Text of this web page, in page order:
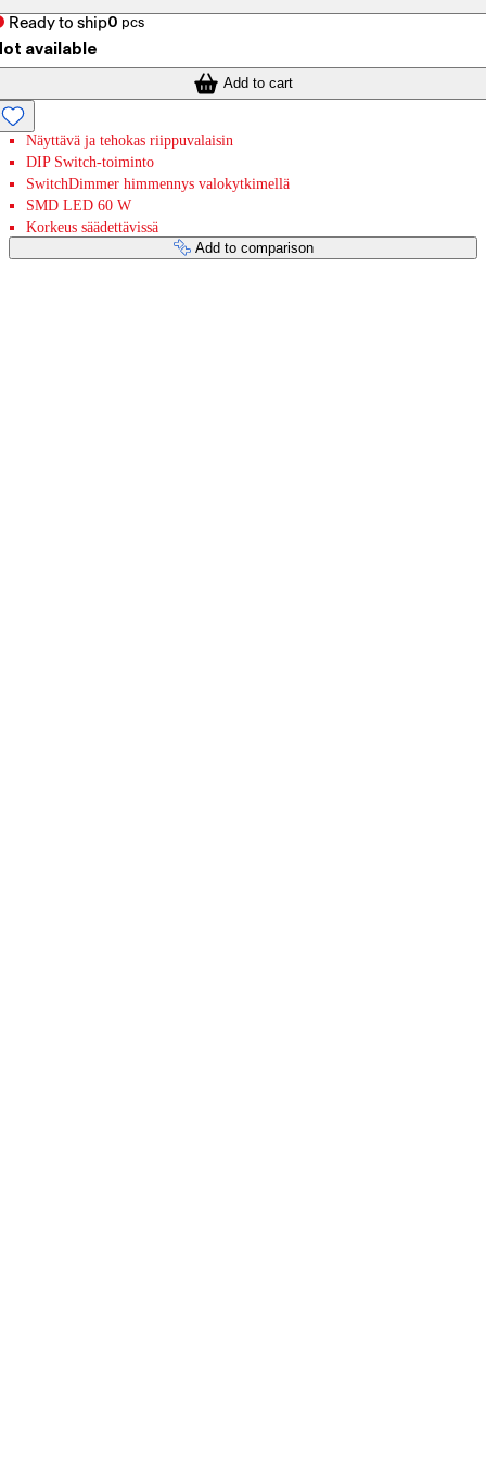
Ready to ship0 pcs
available
Add to cart
Näyttävä ja tehokas riippuvalaisin
DIP Switch-toiminto
SwitchDimmer himmennys valokytkimellä
SMD LED 60 W
Korkeus säädettävissä
Add to comparison